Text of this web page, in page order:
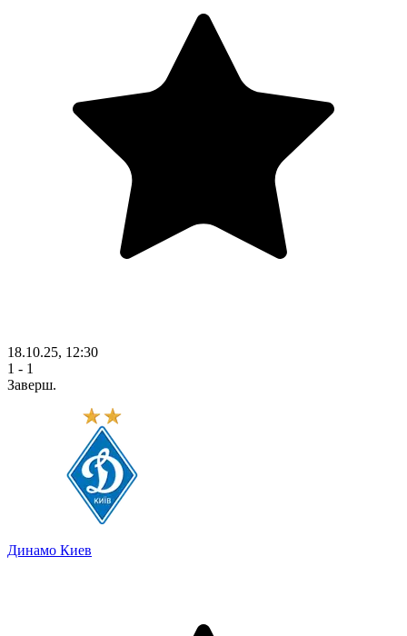
18.10.25, 12:30
1 - 1
Заверш.
Динамо Киев